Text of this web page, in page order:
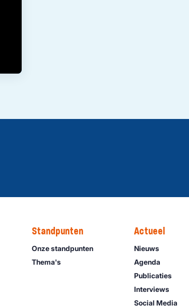
Standpunten
Onze standpunten
Thema's
Actueel
Nieuws
Agenda
Publicaties
Interviews
Social Media